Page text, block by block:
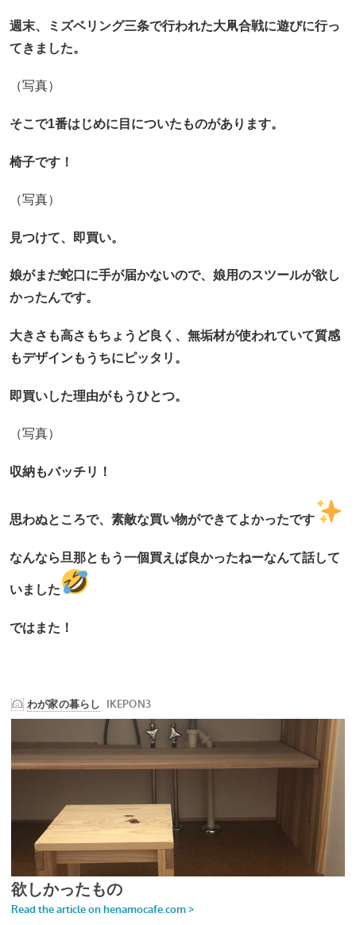
週末、ミズベリング三条で行われた大凧合戦に遊びに行っ
てきました。
（写真）
そこで1番はじめに目についたものがあります。
椅子です！
（写真）
見つけて、即買い。
娘がまだ蛇口に手が届かないので、娘用のスツールが欲し
かったんです。
大きさも高さもちょうど良く、無垢材が使われていて質感
もデザインもうちにピッタリ。
即買いした理由がもうひとつ。
（写真）
収納もバッチリ！
思わぬところで、素敵な買い物ができてよかったです
なんなら旦那ともう一個買えば良かったねーなんて話して
いました
ではまた！